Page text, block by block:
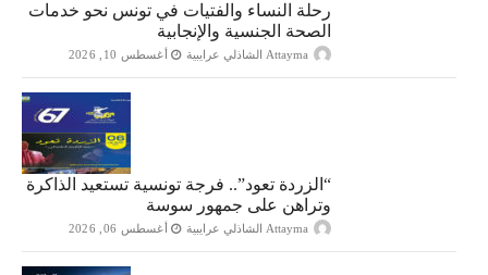
رحلة النساء والفتيات في تونس نحو خدمات
الصحة الجنسية والإنجابية
Attayma الشاذلي عرايبية أغسطس 10, 2026
“الزردة تعود”.. فرجة تونسية تستعيد الذاكرة
وتراهن على جمهور سوسة
Attayma الشاذلي عرايبية أغسطس 06, 2026